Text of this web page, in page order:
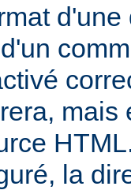
mais
la